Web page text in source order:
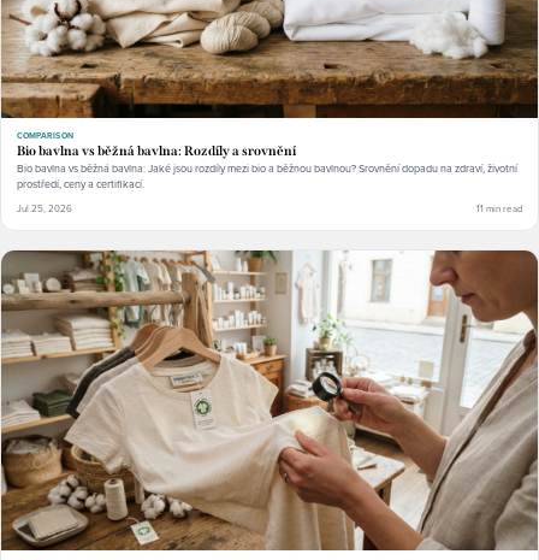
COMPARISON
Bio bavlna vs běžná bavlna: Rozdíly a srovnění
Bio bavlna vs běžná bavlna: Jaké jsou rozdíly mezi bio a běžnou bavlnou? Srovnění dopadu na zdraví, životní
prostředí, ceny a certifikací.
Jul 25, 2026 11 min read